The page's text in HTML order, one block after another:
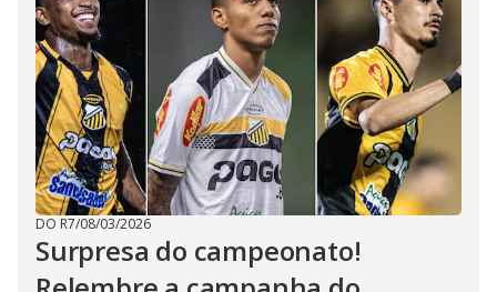
DO R7/08/03/2026
Surpresa do campeonato!